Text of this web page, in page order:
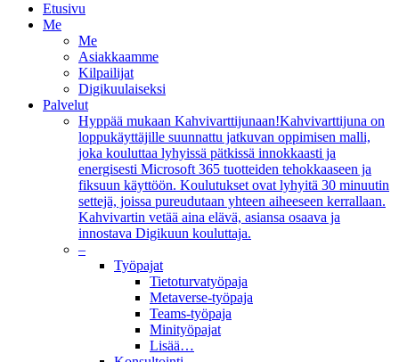
Etusivu
Me
Me
Asiakkaamme
Kilpailijat
Digikuulaiseksi
Palvelut
Hyppää mukaan Kahvivarttijunaan!Kahvivarttijuna on
loppukäyttäjille suunnattu jatkuvan oppimisen malli,
joka kouluttaa lyhyissä pätkissä innokkaasti ja
energisesti Microsoft 365 tuotteiden tehokkaaseen ja
fiksuun käyttöön. Koulutukset ovat lyhyitä 30 minuutin
settejä, joissa pureudutaan yhteen aiheeseen kerrallaan.
Kahvivartin vetää aina elävä, asiansa osaava ja
innostava Digikuun kouluttaja.
–
Työpajat
Tietoturvatyöpaja
Metaverse-työpaja
Teams-työpaja
Minityöpajat
Lisää…